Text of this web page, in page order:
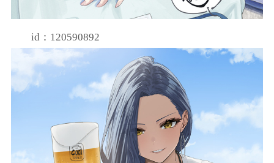
id：120590892